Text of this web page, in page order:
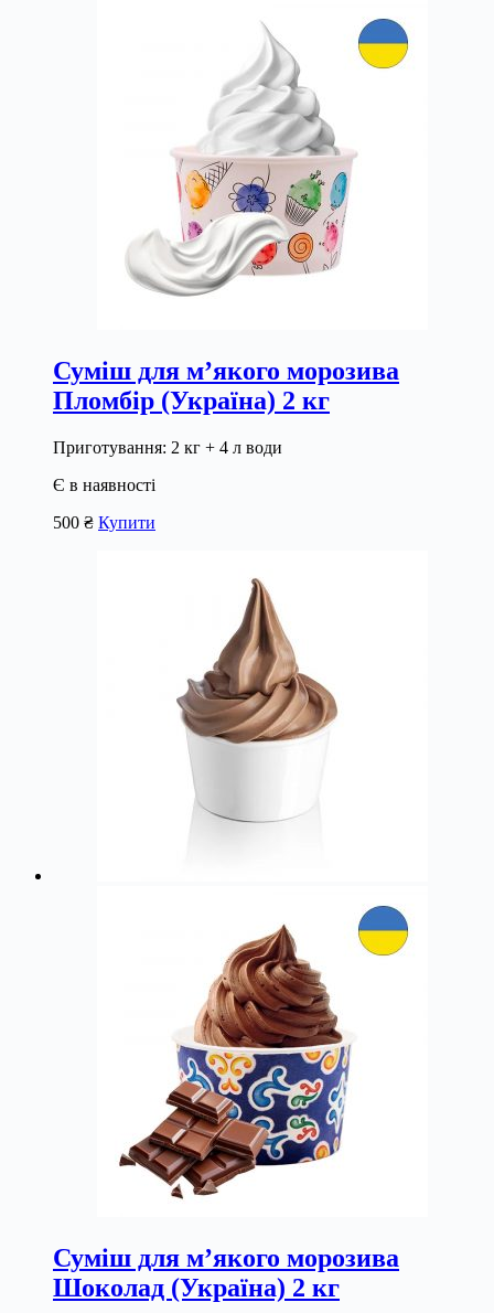
Суміш для м’якого морозива
Пломбір (Україна) 2 кг
Приготування: 2 кг + 4 л води
Є в наявності
500 ₴ Купити
Суміш для м’якого морозива
Шоколад (Україна) 2 кг